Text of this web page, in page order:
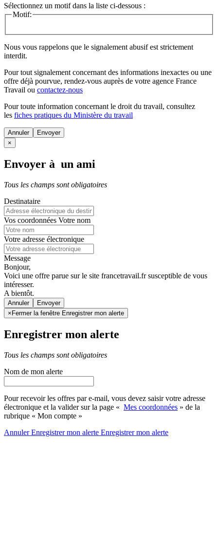
Sélectionnez un motif dans la liste ci-dessous :
Motif:
Nous vous rappelons que le signalement abusif est strictement
interdit.
Pour tout signalement concernant des informations inexactes ou une
offre déjà pourvue, rendez-vous auprès de votre agence France
Travail ou contactez-nous
Pour toute information concernant le droit du travail, consultez
les fiches pratiques du Ministère du travail
Annuler
×
Envoyer à un ami
Tous les champs sont obligatoires
Destinataire
Vos coordonnées Votre nom
Votre adresse électronique
Message
Bonjour,
Voici une offre parue sur le site francetravail.fr susceptible de vous
intéresser.
A bientôt.
Annuler
× Fermer la fenêtre Enregistrer mon alerte
Enregistrer mon alerte
Tous les champs sont obligatoires
Nom de mon alerte
Pour recevoir les offres par e-mail, vous devez saisir votre adresse
électronique et la valider sur la page « Mes coordonnées » de la
rubrique « Mon compte »
AnnulerEnregistrer mon alerte Enregistrermon alerte